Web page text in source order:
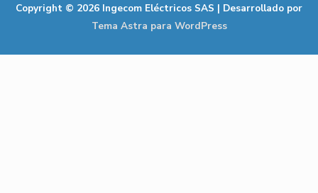
Copyright © 2026 Ingecom Eléctricos SAS | Desarrollado por
Tema Astra para WordPress